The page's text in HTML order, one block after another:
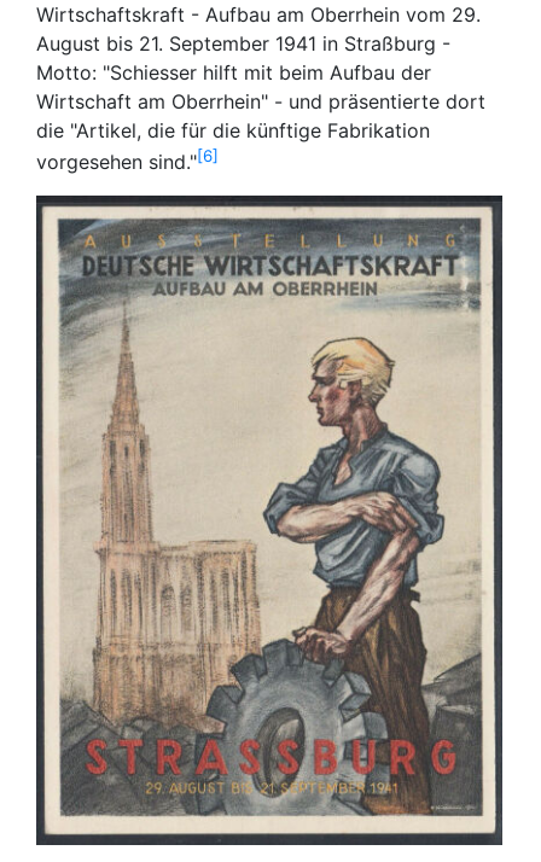
Wirtschaftskraft - Aufbau am Oberrhein vom 29.
August bis 21. September 1941 in Straßburg -
Motto: "Schiesser hilft mit beim Aufbau der
Wirtschaft am Oberrhein" - und präsentierte dort
die "Artikel, die für die künftige Fabrikation
vorgesehen sind." 6